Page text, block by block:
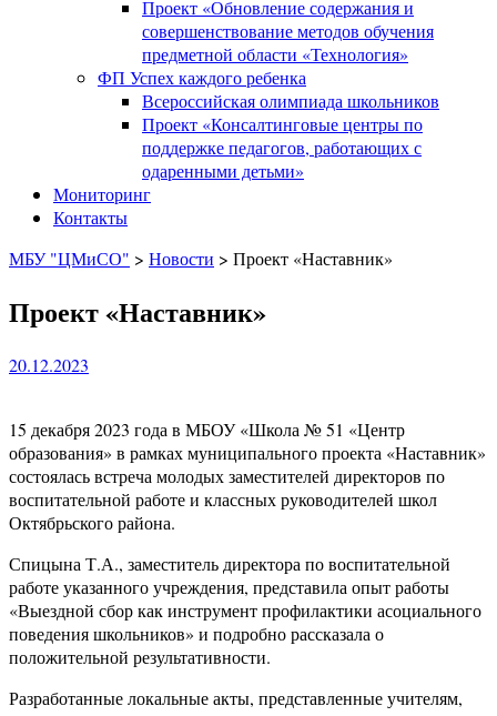
Проект «Обновление содержания и
совершенствование методов обучения
предметной области «Технология»
ФП Успех каждого ребенка
Всероссийская олимпиада школьников
Проект «Консалтинговые центры по
поддержке педагогов, работающих с
одаренными детьми»
Мониторинг
Контакты
МБУ "ЦМиСО" > Новости > Проект «Наставник»
Проект «Наставник»
20.12.2023
15 декабря 2023 года в МБОУ «Школа № 51 «Центр
образования» в рамках муниципального проекта «Наставник»
состоялась встреча молодых заместителей директоров по
воспитательной работе и классных руководителей школ
Октябрьского района.
Спицына Т.А., заместитель директора по воспитательной
работе указанного учреждения, представила опыт работы
«Выездной сбор как инструмент профилактики асоциального
поведения школьников» и подробно рассказала о
положительной результативности.
Разработанные локальные акты, представленные учителям,